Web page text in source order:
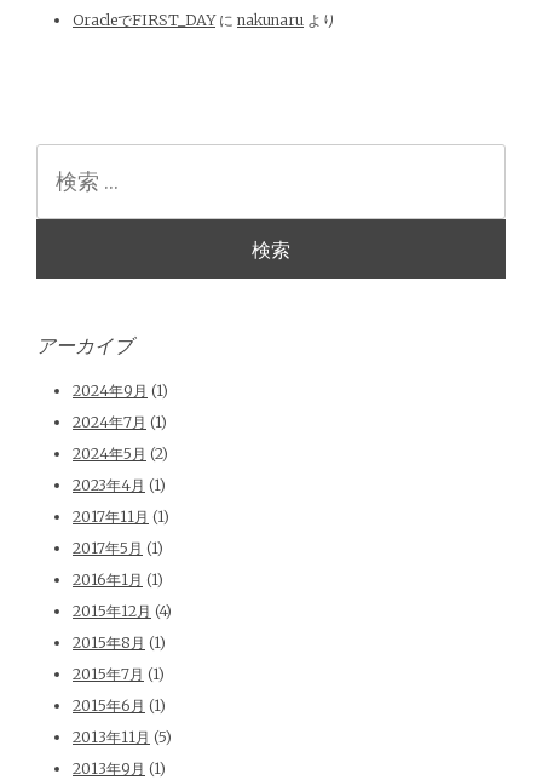
OracleでFIRST_DAYに nakunaru より
アーカイブ
2024年9月 (1)
2024年7月 (1)
2024年5月 (2)
2023年4月 (1)
2017年11月 (1)
2017年5月 (1)
2016年1月 (1)
2015年12月 (4)
2015年8月 (1)
2015年7月 (1)
2015年6月 (1)
2013年11月 (5)
2013年9月 (1)